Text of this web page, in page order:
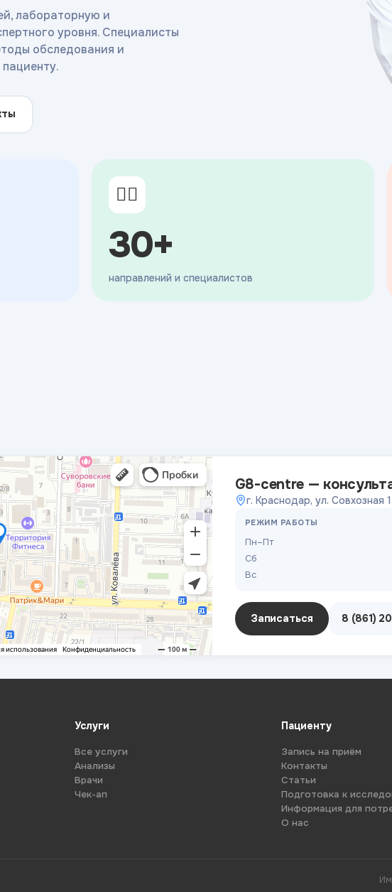
лабораторную и
уровня. Специалисты
обследования и
👨‍⚕️
30+
направлений и специалистов
G8-centre —
г. Краснодар, ул. Совхозная
РЕЖИМ РАБОТЫ
Пн–Пт
Сб
Вс
Записаться 8 (861)
Услуги
Все услуги
Анализы
Врачи
Чек-ап
Пациенту
Запись на приём
Контакты
Статьи
Подготовка к
Информация для
О нас